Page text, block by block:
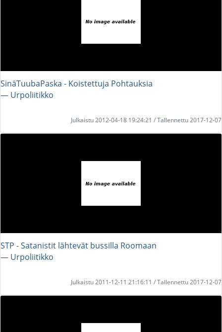
SinäTuubaPaska - Koistettuja Pohtauksia
― Urpoliitikko
Julkaistu 2012-04-18 19:24:21 / Tallennettu 2017-12-07
STP - Satanistit lähtevät bussilla Roomaan
― Urpoliitikko
Julkaistu 2011-12-11 21:16:11 / Tallennettu 2017-12-07